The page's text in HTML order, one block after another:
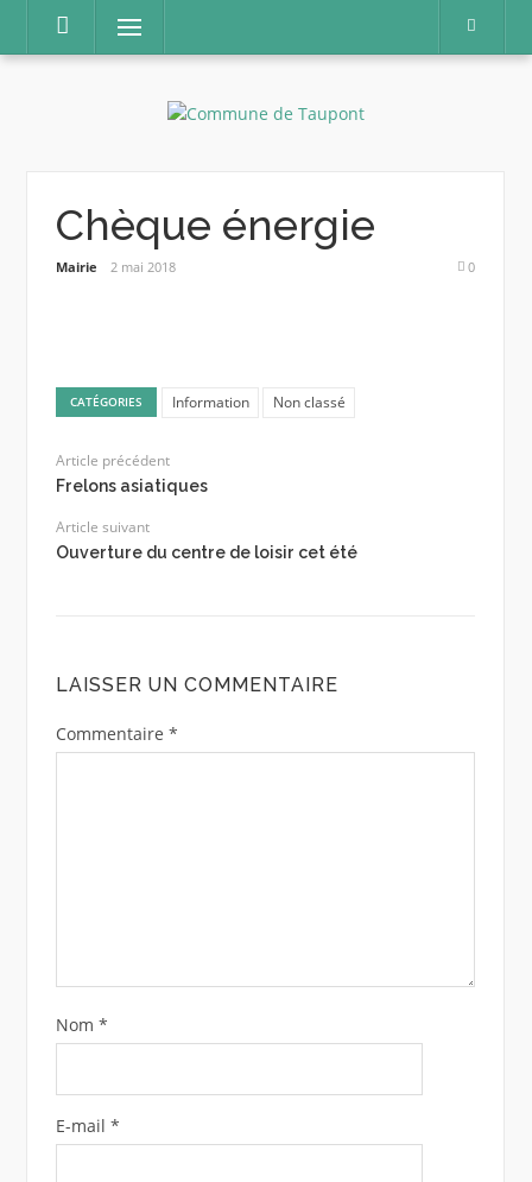
contenu
Menu
Chèque énergie
Mairie 2 mai 2018 0
CATÉGORIES Information Non classé
Article précédent
Frelons asiatiques
Article suivant
Ouverture du centre de loisir cet été
LAISSER UN COMMENTAIRE
Commentaire *
Nom *
E-mail *